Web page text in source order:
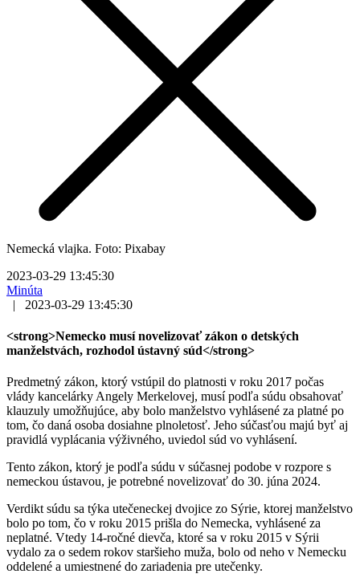
Nemecká vlajka. Foto: Pixabay
2023-03-29 13:45:30
Minúta
|
2023-03-29 13:45:30
<strong>Nemecko musí novelizovať zákon o detských
manželstvách, rozhodol ústavný súd</strong>
Predmetný zákon, ktorý vstúpil do platnosti v roku 2017 počas
vlády kancelárky Angely Merkelovej, musí podľa súdu obsahovať
klauzuly umožňujúce, aby bolo manželstvo vyhlásené za platné po
tom, čo daná osoba dosiahne plnoletosť. Jeho súčasťou majú byť aj
pravidlá vyplácania výživného, uviedol súd vo vyhlásení.
Tento zákon, ktorý je podľa súdu v súčasnej podobe v rozpore s
nemeckou ústavou, je potrebné novelizovať do 30. júna 2024.
Verdikt súdu sa týka utečeneckej dvojice zo Sýrie, ktorej manželstvo
bolo po tom, čo v roku 2015 prišla do Nemecka, vyhlásené za
neplatné. Vtedy 14-ročné dievča, ktoré sa v roku 2015 v Sýrii
vydalo za o sedem rokov staršieho muža, bolo od neho v Nemecku
oddelené a umiestnené do zariadenia pre utečenky.